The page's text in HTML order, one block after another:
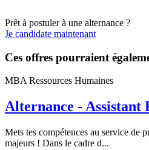
Prêt à postuler à une alternance ?
Je candidate maintenant
Ces offres pourraient
MBA Ressources Humaines
Alternance - Assistant
Mets tes compétences au service de
majeurs ! Dans le cadre d...